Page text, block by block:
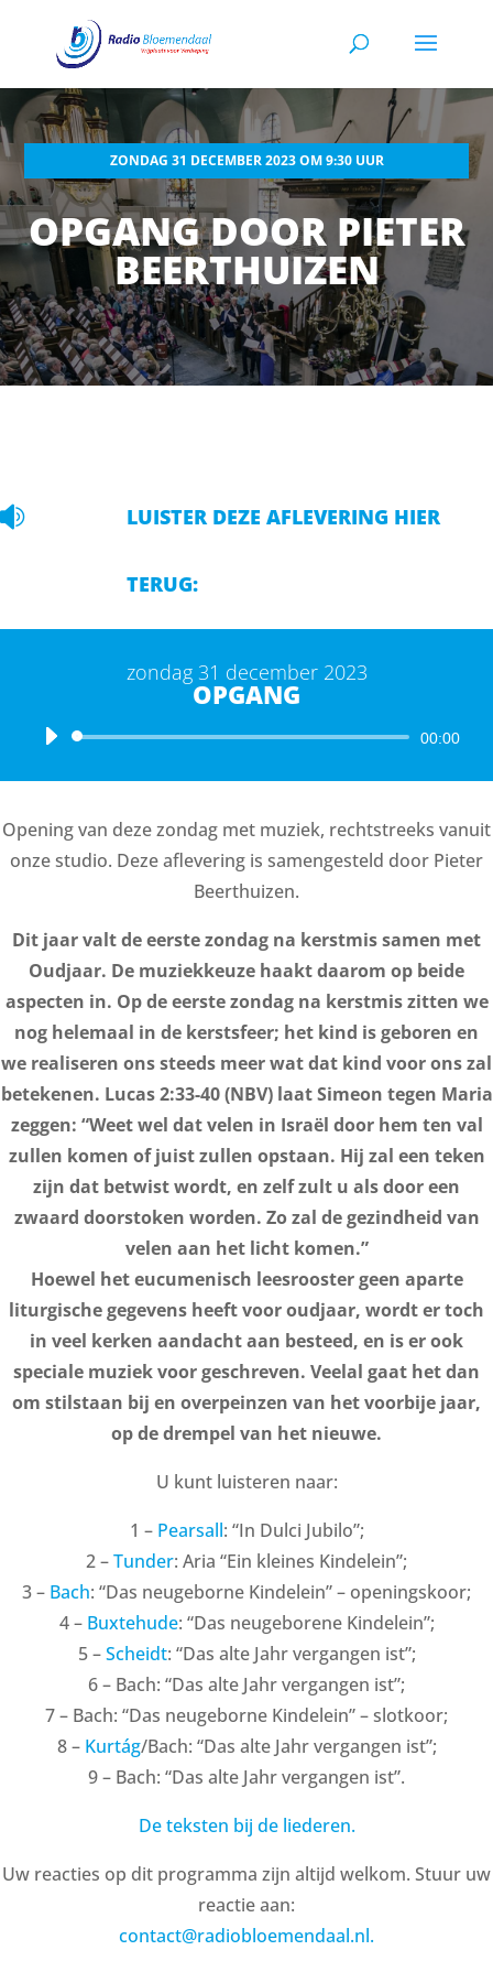
ZONDAG 31 DECEMBER 2023 OM 9:30 UUR
OPGANG DOOR PIETER
BEERTHUIZEN
 LUISTER DEZE AFLEVERING HIER
TERUG:
zondag 31 december 2023
OPGANG
Audiospeler 00:00
Opening van deze zondag met muziek, rechtstreeks vanuit
onze studio. Deze aflevering is samengesteld door Pieter
Beerthuizen.
Dit jaar valt de eerste zondag na kerstmis samen met
Oudjaar. De muziekkeuze haakt daarom op beide
aspecten in. Op de eerste zondag na kerstmis zitten we
nog helemaal in de kerstsfeer; het kind is geboren en
we realiseren ons steeds meer wat dat kind voor ons zal
betekenen. Lucas 2:33-40 (NBV) laat Simeon tegen Maria
zeggen: “Weet wel dat velen in Israël door hem ten val
zullen komen of juist zullen opstaan. Hij zal een teken
zijn dat betwist wordt, en zelf zult u als door een
zwaard doorstoken worden. Zo zal de gezindheid van
velen aan het licht komen.”
Hoewel het eucumenisch leesrooster geen aparte
liturgische gegevens heeft voor oudjaar, wordt er toch
in veel kerken aandacht aan besteed, en is er ook
speciale muziek voor geschreven. Veelal gaat het dan
om stilstaan bij en overpeinzen van het voorbije jaar,
op de drempel van het nieuwe.
U kunt luisteren naar:
1 – Pearsall: “In Dulci Jubilo”;
2 –Tunder: Aria “Ein kleines Kindelein”;
3 – Bach: “Das neugeborne Kindelein” – openingskoor;
4 – Buxtehude: “Das neugeborene Kindelein”;
5 –Scheidt: “Das alte Jahr vergangen ist”;
6 – Bach: “Das alte Jahr vergangen ist”;
7 – Bach: “Das neugeborne Kindelein” – slotkoor;
8 – Kurtág/Bach: “Das alte Jahr vergangen ist”;
9 – Bach: “Das alte Jahr vergangen ist”.
De teksten bij de liederen.
Uw reacties op dit programma zijn altijd welkom. Stuur uw
reactie aan:
contact@radiobloemendaal.nl.